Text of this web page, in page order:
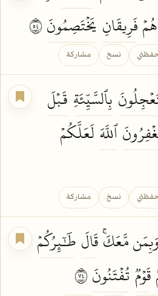
فَرِيقَانِ يَخۡتَصِمُونَ
نسخ مشاركة
بِٱلسَّيِّئَةِ قَبۡلَ
ٱللَّهَ لَعَلَّكُمۡ
نسخ مشاركة
مَّعَكَۚقَالَ طَٰٓئِرُكُمۡ
قَوۡمٞ تُفۡتَنُونَ